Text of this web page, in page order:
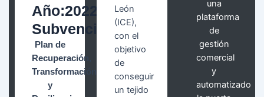
Año:2022
Subvención:5.000€
Plan de
Recuperación,
Transformación
y
León
(ICE),
con el
objetivo
de
conseguir
un tejido
una
plataforma
de
gestión
comercial
y
automatizado